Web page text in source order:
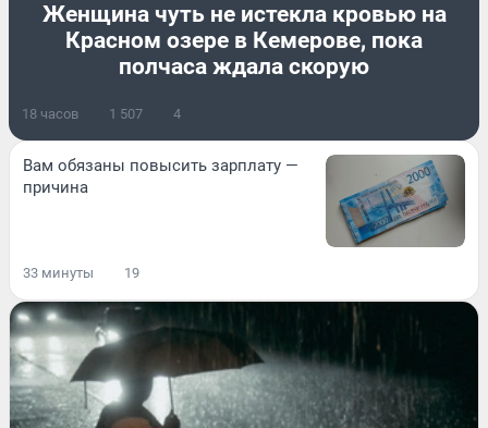
Женщина чуть не истекла кровью на
Красном озере в Кемерове, пока
полчаса ждала скорую
18 часов 1 507 4
Вам обязаны повысить зарплату —
причина
33 минуты 19